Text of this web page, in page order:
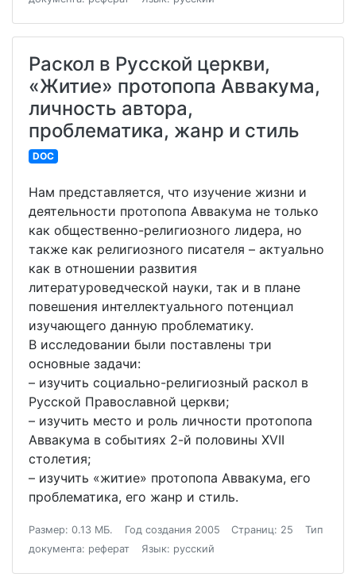
Раскол в Русской церкви,
«Житие» протопопа Аввакума,
личность автора,
проблематика, жанр и стиль
DOC
Нам представляется, что изучение жизни и
деятельности протопопа Аввакума не только
как общественно-религиозного лидера, но
также как религиозного писателя – актуально
как в отношении развития
литературоведческой науки, так и в плане
повешения интеллектуального потенциал
изучающего данную проблематику.
В исследовании были поставлены три
основные задачи:
– изучить социально-религиозный раскол в
Русской Православной церкви;
– изучить место и роль личности протопопа
Аввакума в событиях 2-й половины XVII
столетия;
– изучить «житие» протопопа Аввакума, его
проблематика, его жанр и стиль.
Размер: 0.13 МБ. Год создания 2005 Страниц: 25
Тип
документа: реферат
Язык: русский